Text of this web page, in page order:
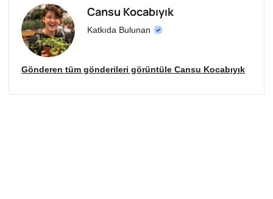
Cansu Kocabıyık
Katkıda Bulunan
Gönderen tüm gönderileri görüntüle Cansu Kocabıyık